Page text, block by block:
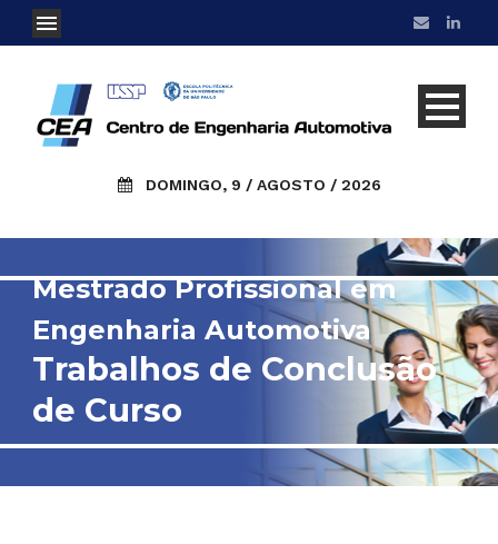
DOMINGO, 9 / AGOSTO / 2026
Mestrado Profissional em
Engenharia Automotiva
Trabalhos de Conclusão
de Curso